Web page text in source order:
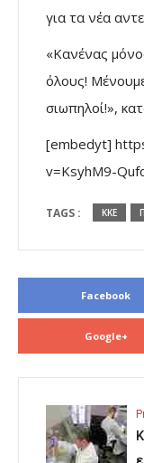
για τα νέα
«Κανένας
όλους!
σιωπηλοί!»,
[embedyt]
v=KsyhM9-
TAGS : ΚΚΕ
Facebook
Google+